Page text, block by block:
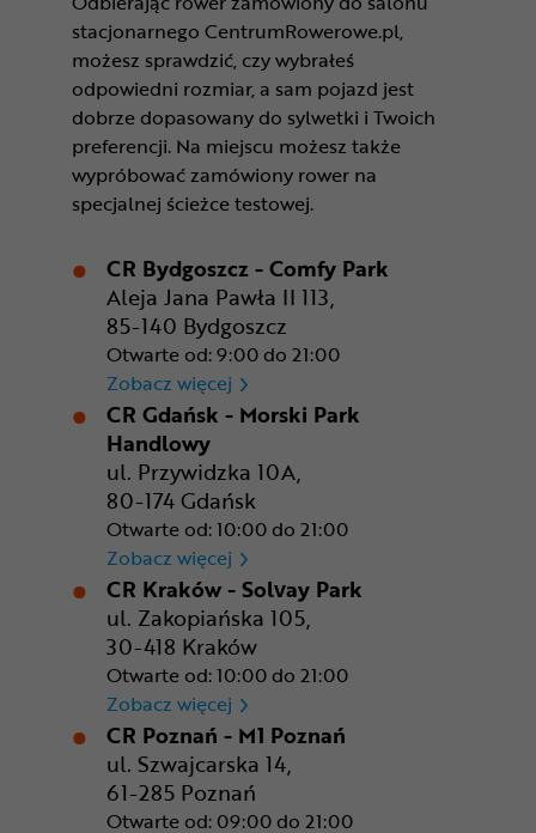
stacjonarnego CentrumRowerowe.pl,
możesz sprawdzić, czy wybrałeś
odpowiedni rozmiar, a sam pojazd jest
dobrze dopasowany do sylwetki i Twoich
preferencji. Na miejscu możesz także
wypróbować zamówiony rower na
specjalnej ścieżce testowej.
CR Bydgoszcz - Comfy Park
Aleja Jana Pawła II 113,
85-140 Bydgoszcz
Otwarte od: 9:00 do 21:00
Zobacz więcej CR Bydgoszcz - Comfy Park
CR Gdańsk - Morski Park
Handlowy
ul. Przywidzka 10A,
80-174 Gdańsk
Otwarte od: 10:00 do 21:00
Zobacz więcej CR Gdańsk - Morski Park
CR Kraków - Solvay Park
ul. Zakopiańska 105,
30-418 Kraków
Otwarte od: 10:00 do 21:00
Zobacz więcej CR Kraków - Solvay Park
CR Poznań - M1 Poznań
ul. Szwajcarska 14,
61-285 Poznań
Otwarte od: 09:00 do 21:00